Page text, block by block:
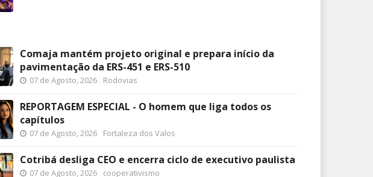
Comaja mantém projeto original e prepara início da
pavimentação da ERS-451 e ERS-510
07 de Agosto, 2026 Rodovias
REPORTAGEM ESPECIAL - O homem que liga todos os
capítulos
07 de Agosto, 2026 Fortaleza dos Valos
Cotribá desliga CEO e encerra ciclo de executivo paulista
07 de Agosto, 2026 cooperativismo